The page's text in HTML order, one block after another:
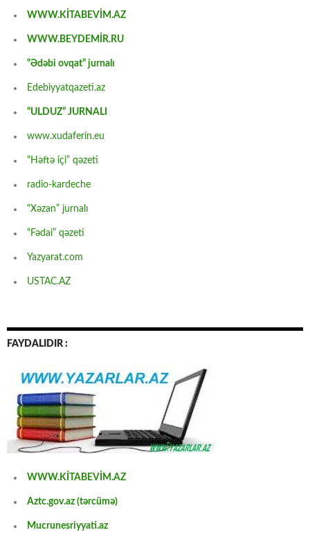
WWW.KİTABEVİM.AZ
WWW.BEYDEMİR.RU
“Ədəbi ovqat” jurnalı
Edebiyyatqazeti.az
“ULDUZ” JURNALI
www.xudaferin.eu
“Həftə içi” qəzeti
radio-kardeche
“Xəzan” jurnalı
“Fədai” qəzeti
Yazyarat.com
USTAC.AZ
FAYDALIDIR :
WWW.KİTABEVİM.AZ
Aztc.gov.az (tərcümə)
Mucrunesriyyati.az